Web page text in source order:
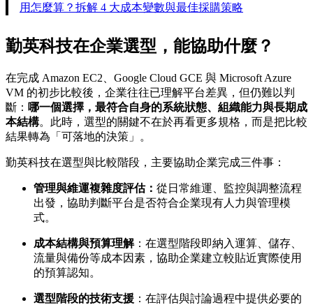
用怎麼算？拆解 4 大成本變數與最佳採購策略
勤英科技在企業選型，能協助什麼？
在完成 Amazon EC2、Google Cloud GCE 與 Microsoft Azure
VM 的初步比較後，企業往往已理解平台差異，但仍難以判
斷： 哪一個選擇，最符合自身的系統狀態、組織能力與長期成
本結構。此時，選型的關鍵不在於再看更多規格，而是把比較
結果轉為「可落地的決策」。
勤英科技在選型與比較階段，主要協助企業完成三件事：
管理與維運複雜度評估： 從日常維運、監控與調整流程
出發，協助判斷平台是否符合企業現有人力與管理模
式。
成本結構與預算理解：在選型階段即納入運算、儲存、
流量與備份等成本因素，協助企業建立較貼近實際使用
的預算認知。
選型階段的技術支援 ：在評估與討論過程中提供必要的